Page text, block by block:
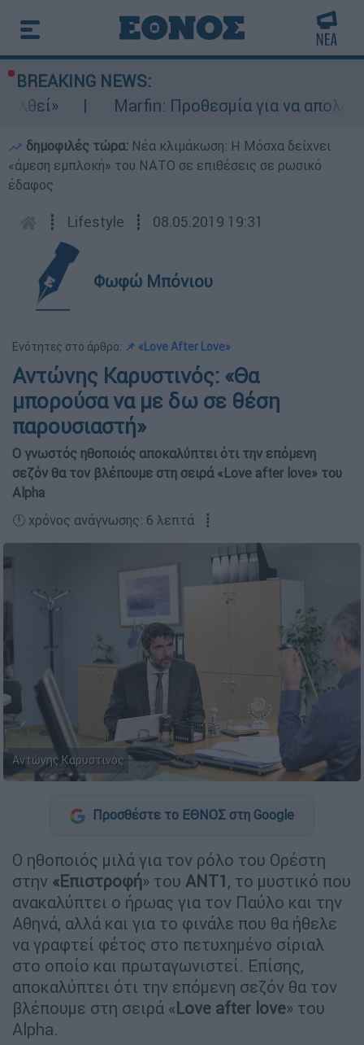
BREAKING NEWS:
Marfin: Προθεσμία για να απολογηθεί
δημοφιλές τώρα: Νέα κλιμάκωση: Η Μόσχα δείχνει
«άμεση εμπλοκή» του ΝΑΤΟ σε επιθέσεις σε ρωσικό
έδαφος
┋ Lifestyle ┋ 08.05.2019 19:31
Φωφώ Μπόνιου
Ενότητες στο άρθρο: 📌 «Love After Love»
Αντώνης Καρυστινός: «Θα
μπορούσα να με δω σε θέση
παρουσιαστή»
Ο γνωστός ηθοποιός αποκαλύπτει ότι την επόμενη
σεζόν θα τον βλέπουμε στη σειρά «Love after love» του
Alpha
🕛 χρόνος ανάγνωσης: 6 λεπτά ┋
Αντώνης Καρυστινός
Προσθέστε το ΕΘΝΟΣ στη Google
O ηθοποιός μιλά για τον ρόλο του Ορέστη
στην «Επιστροφή» του ΑΝΤ1, το μυστικό που
ανακαλύπτει ο ήρωας για τον Παύλο και την
Αθηνά, αλλά και για το φινάλε που θα ήθελε
να γραφτεί φέτος στο πετυχημένο σίριαλ
στο οποίο και πρωταγωνιστεί. Επίσης,
αποκαλύπτει ότι την επόμενη σεζόν θα τον
βλέπουμε στη σειρά «Love after love» του
Alpha.